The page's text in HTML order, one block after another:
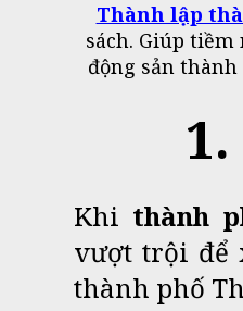
Thành lập
sách. Giúp
động sản
Khi thành
vượt trội để
thành phố